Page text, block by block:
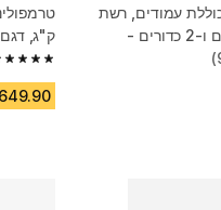
עמודים, רשת
מתכווננת, 2 מחבטים ו-2 כדורים -
ק"ג, דגם 300
4.7 out of 5 stars from 445 reviews